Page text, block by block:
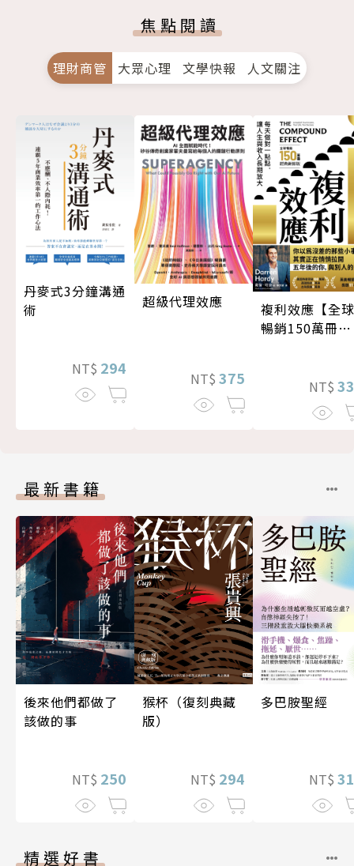
焦點閱讀
理財商管 大眾心理 文學快報 人文關注
丹麥式3分鐘溝通
術
NT$ 294
超級代理效應
NT$ 375
複利效應【全球
暢銷150萬冊・
NT$
最新書籍
後來他們都做了
該做的事
NT$ 250
猴杯（復刻典藏
版）
NT$ 294
多巴胺聖經
NT$
精選好書